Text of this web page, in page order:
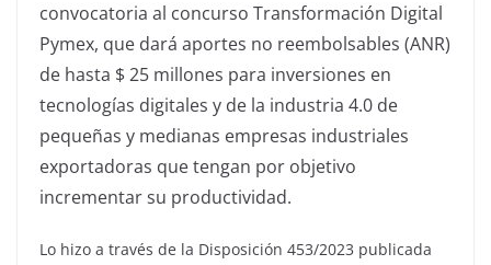
convocatoria al concurso Transformación Digital
Pymex, que dará aportes no reembolsables (ANR)
de hasta $ 25 millones para inversiones en
tecnologías digitales y de la industria 4.0 de
pequeñas y medianas empresas industriales
exportadoras que tengan por objetivo
incrementar su productividad.
Lo hizo a través de la Disposición 453/2023 publicada